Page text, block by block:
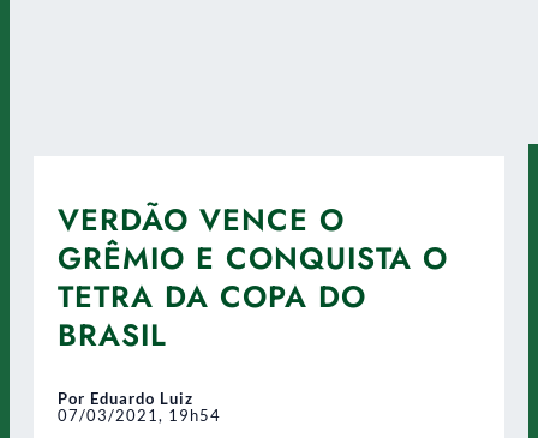
VERDÃO VENCE O
GRÊMIO E CONQUISTA O
TETRA DA COPA DO
BRASIL
Por Eduardo Luiz
07/03/2021, 19h54